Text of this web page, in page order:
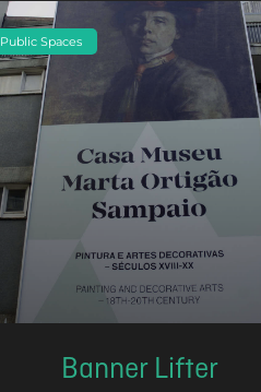
Public Spaces
Banner Lifter